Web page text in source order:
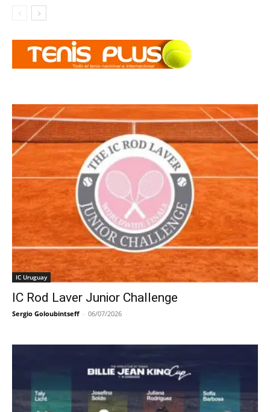
IC Uruguay
IC Rod Laver Junior Challenge
Sergio Goloubintseff - 06/07/2026